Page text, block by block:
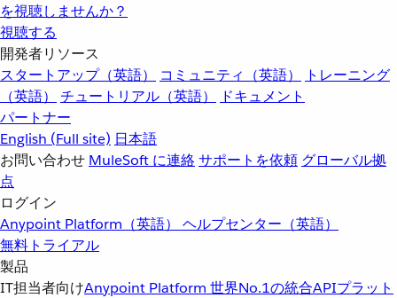
を視聴しませんか？
視聴する
開発者リソース
スタートアップ（英語）
コミュニティ（英語）
トレーニング
（英語）
チュートリアル（英語）
ドキュメント
パートナー
English (Full site) 日本語
お問い合わせ MuleSoft に連絡サポートを依頼 グローバル拠
点
ログイン
Anypoint Platform（英語） ヘルプセンター（英語）
無料トライアル
製品
IT担当者向けAnypoint Platform 世界No.1の統合APIプラット